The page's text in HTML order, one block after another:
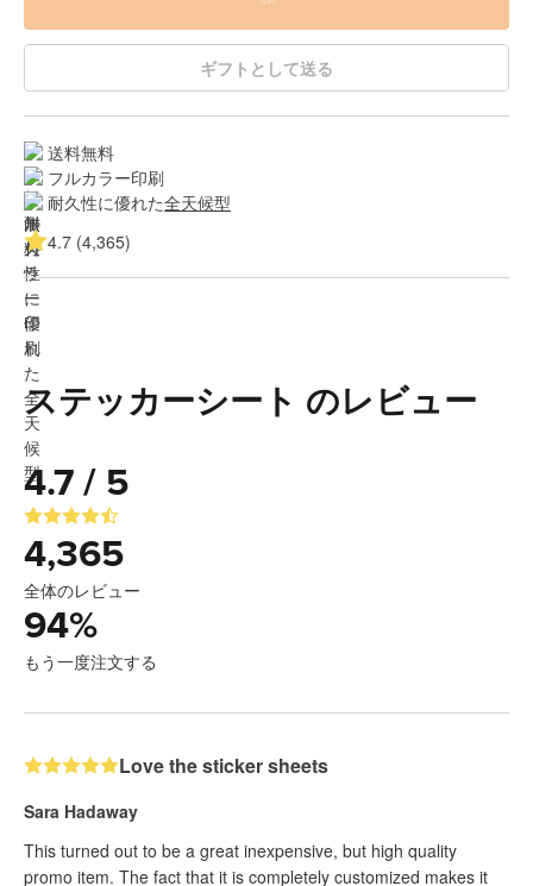
ギフトとして送る
送料無料
フルカラー印刷
耐久性に優れた全天候型
4.7 (4,365)
ステッカーシート のレビュー
4.7 / 5
4,365
全体のレビュー
94%
もう一度注文する
Love the sticker sheets
Sara Hadaway
This turned out to be a great inexpensive, but high quality
promo item. The fact that it is completely customized makes it